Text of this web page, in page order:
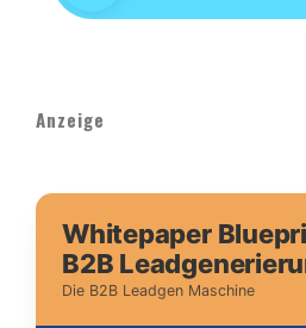
Anzeige